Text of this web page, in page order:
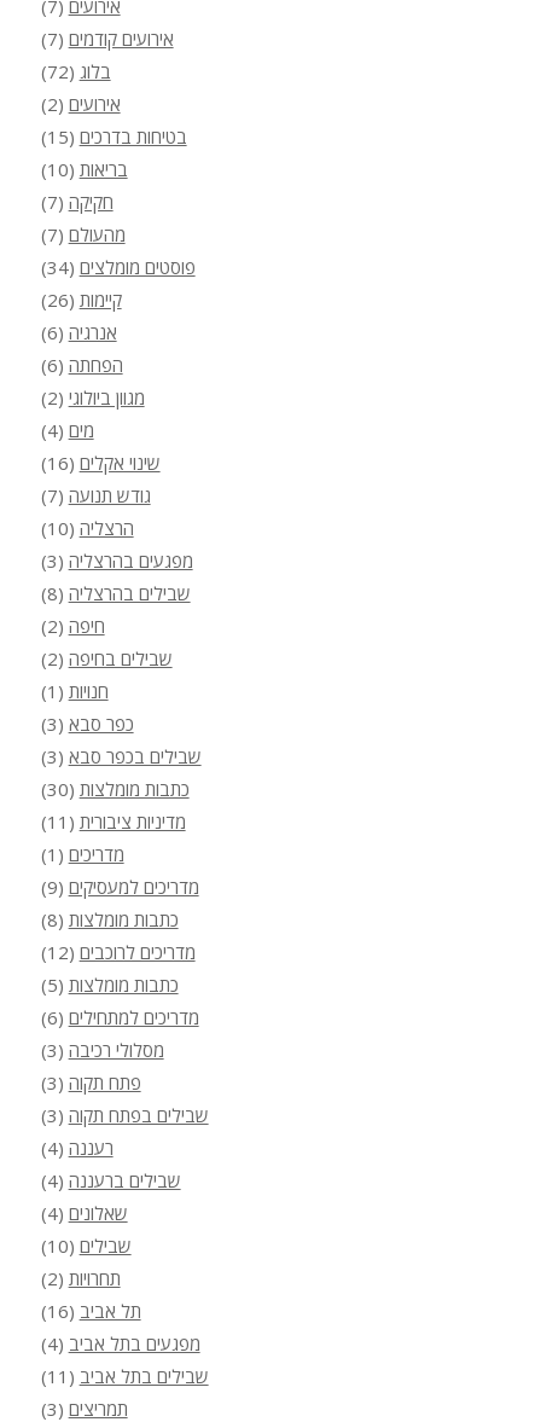
אירועים (7)
אירועים קודמים (7)
בלוג (72)
אירועים (2)
בטיחות בדרכים (15)
בריאות (10)
חקיקה (7)
מהעולם (7)
פוסטים מומלצים (34)
קיימות (26)
אנרגיה (6)
הפחתה (6)
מגוון ביולוגי (2)
מים (4)
שינוי אקלים (16)
גודש תנועה (7)
הרצליה (10)
מפגעים בהרצליה (3)
שבילים בהרצליה (8)
חיפה (2)
שבילים בחיפה (2)
חנויות (1)
כפר סבא (3)
שבילים בכפר סבא (3)
כתבות מומלצות (30)
מדיניות ציבורית (11)
מדריכים (1)
מדריכים למעסיקים (9)
כתבות מומלצות (8)
מדריכים לרוכבים (12)
כתבות מומלצות (5)
מדריכים למתחילים (6)
מסלולי רכיבה (3)
פתח תקוה (3)
שבילים בפתח תקוה (3)
רעננה (4)
שבילים ברעננה (4)
שאלונים (4)
שבילים (10)
תחרויות (2)
תל אביב (16)
מפגעים בתל אביב (4)
שבילים בתל אביב (11)
תמריצים (3)